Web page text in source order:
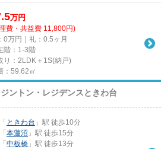
万円
費・共益費 11,800円)
0万円｜礼：0.5ヶ月
階：1-3階
り：2LDK＋1S(納戸)
：59.62㎡
ントン・レジデンスときわ台
「 ときわ台 」駅 徒歩10分
「 本蓮沼 」駅 徒歩15分
「 中板橋 」駅 徒歩13分